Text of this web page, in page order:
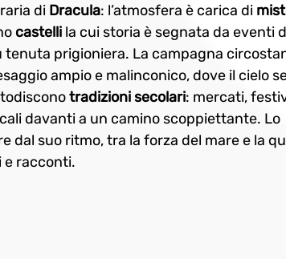
di Dracula: l’atmosfera è carica di
castelli la cui storia è segnata da eventi
tenuta prigioniera. La campagna
ampio e malinconico, dove il cielo
tradizioni secolari: mercati,
davanti a un camino scoppiettante. Lo
dal suo ritmo, tra la forza del mare e la
e racconti.